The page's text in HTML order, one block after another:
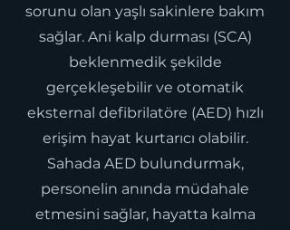
sorunu olan yaşlı sakinlere bakım
sağlar. Ani kalp durması (SCA)
beklenmedik şekilde
gerçekleşebilir ve otomatik
eksternal defibrilatöre (AED) hızlı
erişim hayat kurtarıcı olabilir.
Sahada AED bulundurmak,
personelin anında müdahale
etmesini sağlar, hayatta kalma